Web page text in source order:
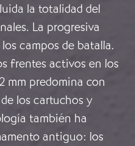
la totalidad del
La progresiva
campos de batalla.
frentes activos en los
mm predomina con
los cartuchos y
también ha
antiguo: los